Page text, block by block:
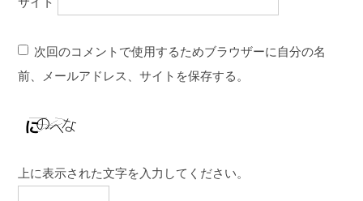
次回のコメントで使用するためブラウザーに自分の名
前、メールアドレス、サイトを保存する。
上に表示された文字を入力してください。